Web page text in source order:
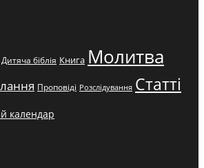
Дитяча біблія Книга Молитва
Проповіді Розслідування Статті
календар